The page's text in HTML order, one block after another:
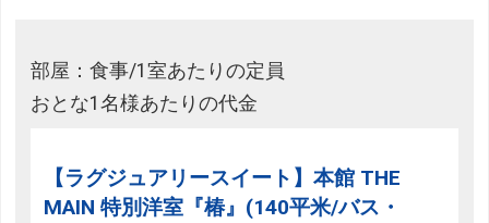
部屋：食事/1室あたりの定員
おとな1名様あたりの代金
【ラグジュアリースイート】本館 THE
MAIN 特別洋室『椿』(140平米/バス・